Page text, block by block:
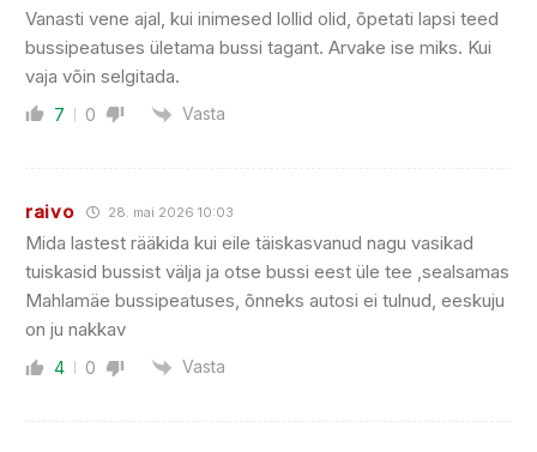
Vanasti vene ajal, kui inimesed lollid olid, õpetati lapsi teed
bussipeatuses ületama bussi tagant. Arvake ise miks. Kui
vaja võin selgitada.
7 0 Vasta
raivo 28. mai 2026 10:03
Mida lastest rääkida kui eile täiskasvanud nagu vasikad
tuiskasid bussist välja ja otse bussi eest üle tee ,sealsamas
Mahlamäe bussipeatuses, õnneks autosi ei tulnud, eeskuju
on ju nakkav
4 0 Vasta